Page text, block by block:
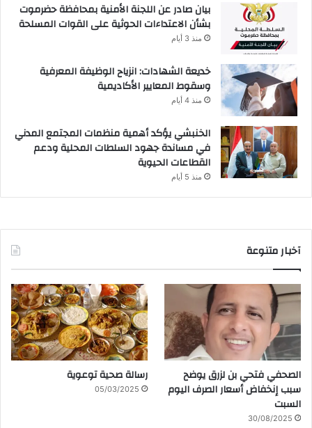
بيان صادر عن اللجنة الأمنية بمحافظة حضرموت
بشأن الاعتداءات الحوثية على القوات المسلحة
منذ 3 أيام
خديعة الشهادات: انزياح الوظيفة المعرفية
وسقوط المعايير الأكاديمية
منذ 4 أيام
الخنبشي يؤكد أهمية منظمات المجتمع المدني
في مساندة جهود السلطات المحلية ودعم
القطاعات الحيوية
منذ 5 أيام
آخبار متنوعة
الصحفي فتحي بن لزرق يوضح
سبب إنخفاض أسعار الصرف اليوم
السبت
30/08/2025
رسالة صحية توعوية
05/03/2025